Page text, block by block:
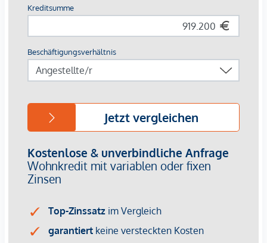
bzw. sanierungsbedürftige Tops ermöglichen individuelle
Entwicklung und zusätzliches Wertsteigerungspotenzial.
*Die angebotenen Vorsorgewohnungen können
ausschließlich zum Bruttokaufpreis für Eigennutzer erworben
werden. Ein Ankauf zu einem Vorsorgekaufpreis netto mit
Projekt nicht vorgesehen. Für weiterführende Informationen
oder eine persönliche Beratung stehen wir Ihnen
Wir weisen darauf hin, dass zwischen dem Vermittler und
dem zu vermittelnden Dritten ein familiäres oder
Der Vermittler ist als Doppelmakler tätig.